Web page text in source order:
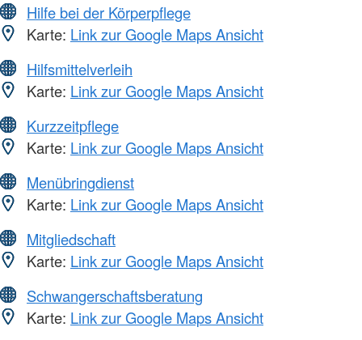
Hilfe bei der Körperpflege
Karte: Link zur Google Maps Ansicht
Hilfsmittelverleih
Karte: Link zur Google Maps Ansicht
Kurzzeitpflege
Karte: Link zur Google Maps Ansicht
Menübringdienst
Karte: Link zur Google Maps Ansicht
Mitgliedschaft
Karte: Link zur Google Maps Ansicht
Schwangerschaftsberatung
Karte: Link zur Google Maps Ansicht